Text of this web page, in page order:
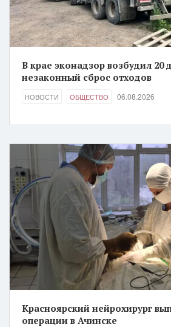
В крае эконадзор возбудил 20
незаконный сброс отходов
НОВОСТИ ОБЩЕСТВО 06.08.2026
Красноярский нейрохирург
операции в Ачинске